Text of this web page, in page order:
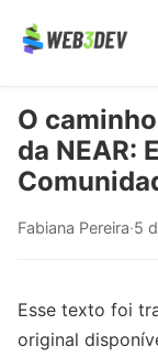
O
da NEAR:
Fabiana Pereira·5
Esse texto foi
original